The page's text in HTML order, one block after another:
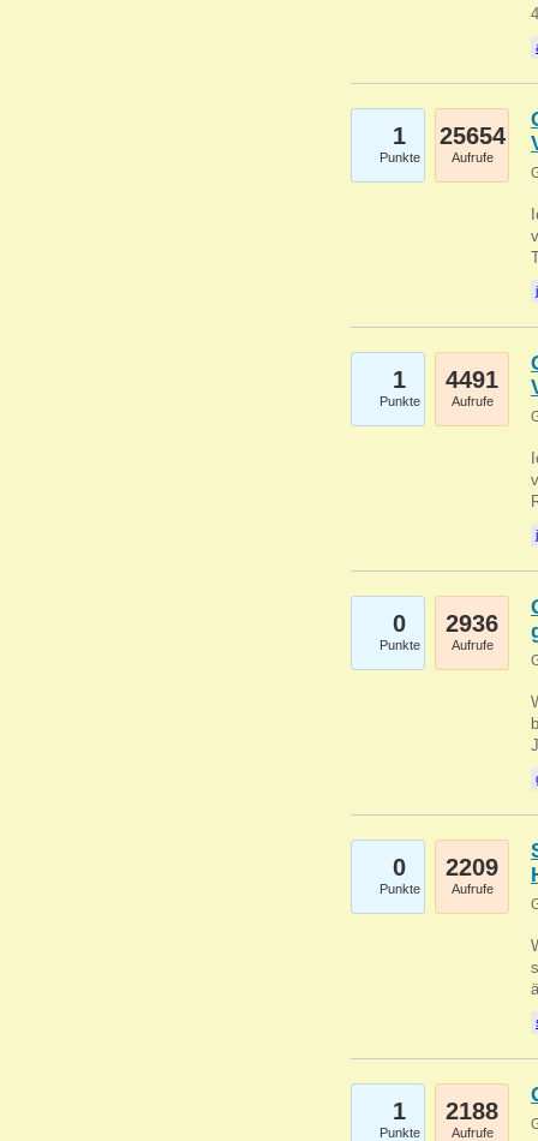
1
Punkte
25654
Aufrufe
1
Punkte
4491
Aufrufe
0
Punkte
2936
Aufrufe
0
Punkte
2209
Aufrufe
1
Punkte
2188
Aufrufe